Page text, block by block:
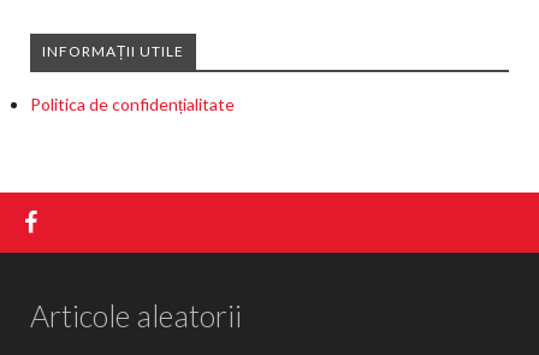
INFORMAȚII UTILE
Politica de confidențialitate
Articole aleatorii